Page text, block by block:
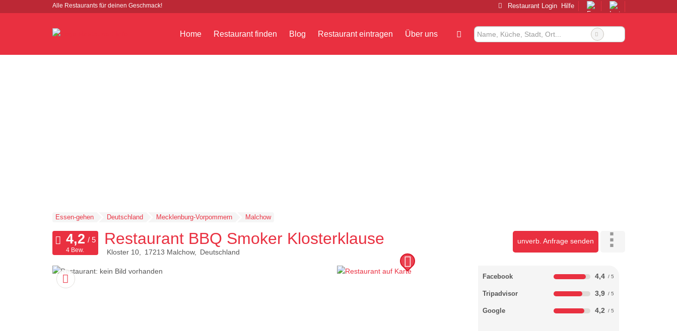
Alle Restaurants für deinen Geschmack! Restaurant Login Hilfe
Home Restaurant finden Blog Restaurant eintragen Über uns
Essen-gehen Deutschland Mecklenburg-Vorpommern Malchow
Restaurant BBQ Smoker Klosterklause
Kloster 10 17213 Malchow Deutschland
unverb. Anfrage senden
4 Bew.
Facebook 4,4
Tripadvisor 3,9
Google 4,2